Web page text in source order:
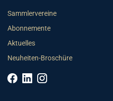
Sammlervereine
Abonnemente
Aktuelles
Neuheiten-Broschüre